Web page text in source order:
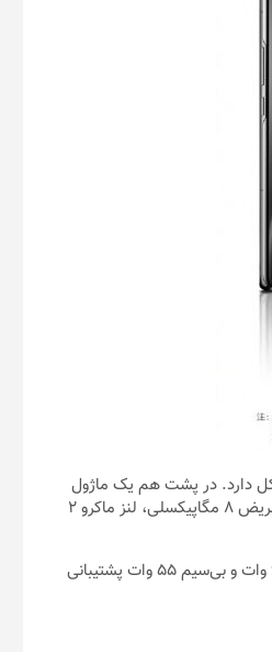
کپسولی شکل دارد. در پشت هم یک ماژول
دوربین مستطیلی دیده می‌شود. این مجموعه باید متشکل از دوربین اصلی ۵۰ مگاپیکسلی، دوربین فوق عریض ۸ مگاپیکسلی، لنز ماکرو ۲
ظاهرا گوشی ۵G آنر از تراشه +Dimensity 1000 مدیاتک قدرت می‌گیرد؛ همچنین از فست شارژ کابلی ۶۶ وات و بی‌سیم ۵۵ وات پشتیبانی